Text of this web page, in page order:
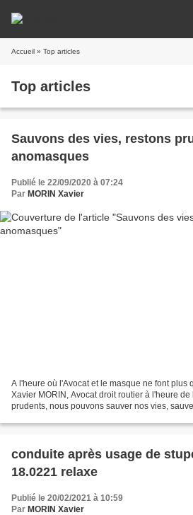
Accueil » Top articles
Top articles
Sauvons des vies, restons
anomasques
Publié le 22/09/2020 à 07:24
Par MORIN Xavier
A l'heure où l'Avocat et le masque ne font plus
Xavier MORIN, Avocat droit routier à l'heure
prudents, nous pouvons sauver nos vies,
conduite après usage de
18.0221 relaxe
Publié le 20/02/2021 à 10:59
Par MORIN Xavier